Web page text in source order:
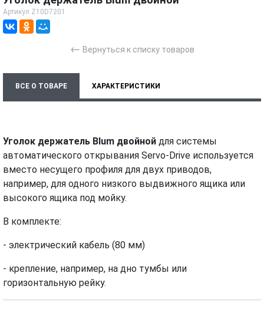
Артикул Z10D7201
← Вернуться к списку товаров
ВСЕ О ТОВАРЕ ХАРАКТЕРИСТИКИ
Уголок держатель Blum двойной для системы
автоматического открывания Servo-Drive используется
вместо несущего профиля для двух приводов,
например, для одного низкого выдвижного ящика или
высокого ящика под мойку.
В комплекте:
- электрический кабель (80 мм)
- крепление, например, на дно тумбы или
горизонтальную рейку.